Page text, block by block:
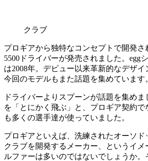
クラブ
プロギアから独特なコンセプトで開発さ
5500ドライバーが発売されました。egg
は2008年。デビュー以来革新的なデザイ
今回のモデルもまた話題を集めています
ドライバーよりスプーンが話題を集め
を「とにかく飛ぶ」と、プロギア契約
も多くの選手達が使っていました。
プロギアといえば、洗練されたオーソ
クラブを開発するメーカー、というイ
ルファーは多いのではないでしょうか。